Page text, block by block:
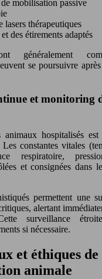
de mobilisation passive
lasers thérapeutiques
des étirements adaptés
généralement
se poursuivre
et monitoring
hospitalisés
constantes vitales
respiratoire,
et consignées dans
permettent une
alertant
surveillance
si nécessaire.
et éthiques de
animale